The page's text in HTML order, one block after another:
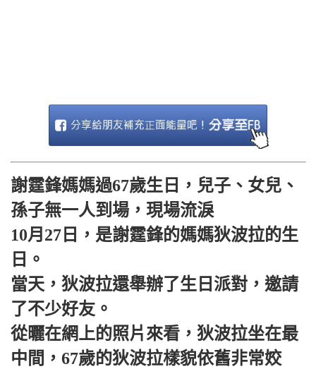
謝霆鋒媽媽過67歲生日，兒子、女兒、
孫子無一人到場，現場流淚
10月27日，是謝霆鋒的媽媽狄波拉的生
日。
當天，狄波拉還舉辦了生日派對，邀請
了不少好友。
從曬在網上的照片來看，狄波拉坐在最
中間，67歲的狄波拉樣貌依舊非常姣